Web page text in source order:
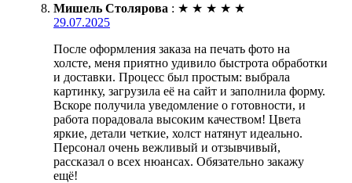
Мишель Столярова : ★ ★ ★ ★ ★
29.07.2025
После оформления заказа на печать фото на
холсте, меня приятно удивило быстрота обработки
и доставки. Процесс был простым: выбрала
картинку, загрузила её на сайт и заполнила форму.
Вскоре получила уведомление о готовности, и
работа порадовала высоким качеством! Цвета
яркие, детали четкие, холст натянут идеально.
Персонал очень вежливый и отзывчивый,
рассказал о всех нюансах. Обязательно закажу
ещё!